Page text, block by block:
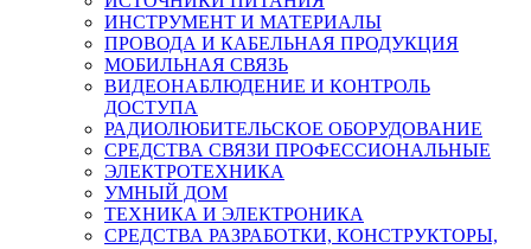
ИНСТРУМЕНТ И МАТЕРИАЛЫ
ПРОВОДА И КАБЕЛЬНАЯ ПРОДУКЦИЯ
МОБИЛЬНАЯ СВЯЗЬ
ВИДЕОНАБЛЮДЕНИЕ И КОНТРОЛЬ
ДОСТУПА
РАДИОЛЮБИТЕЛЬСКОЕ ОБОРУДОВАНИЕ
СРЕДСТВА СВЯЗИ ПРОФЕССИОНАЛЬНЫЕ
ЭЛЕКТРОТЕХНИКА
УМНЫЙ ДОМ
ТЕХНИКА И ЭЛЕКТРОНИКА
СРЕДСТВА РАЗРАБОТКИ, КОНСТРУКТОРЫ,